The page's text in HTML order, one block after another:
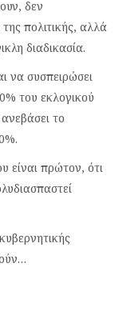
δεν
πολιτικής, αλλά
διαδικασία.
να συσπειρώσει
του εκλογικού
το
είναι πρώτον, ότι